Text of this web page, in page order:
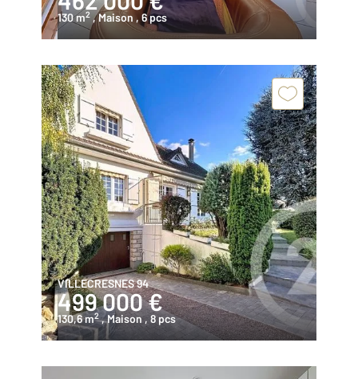
130 m2 , Maison , 6 pcs
VILLECRESNES 94
499 000 €
130,6 m2 , Maison , 8 pcs